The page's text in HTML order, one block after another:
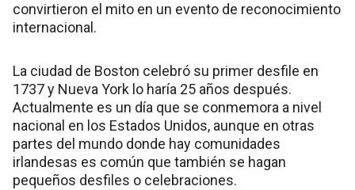
convirtieron el mito en un evento de reconocimiento
internacional.
La ciudad de Boston celebró su primer desfile en
1737 y Nueva York lo haría 25 años después.
Actualmente es un día que se conmemora a nivel
nacional en los Estados Unidos, aunque en otras
partes del mundo donde hay comunidades
irlandesas es común que también se hagan
pequeños desfiles o celebraciones.